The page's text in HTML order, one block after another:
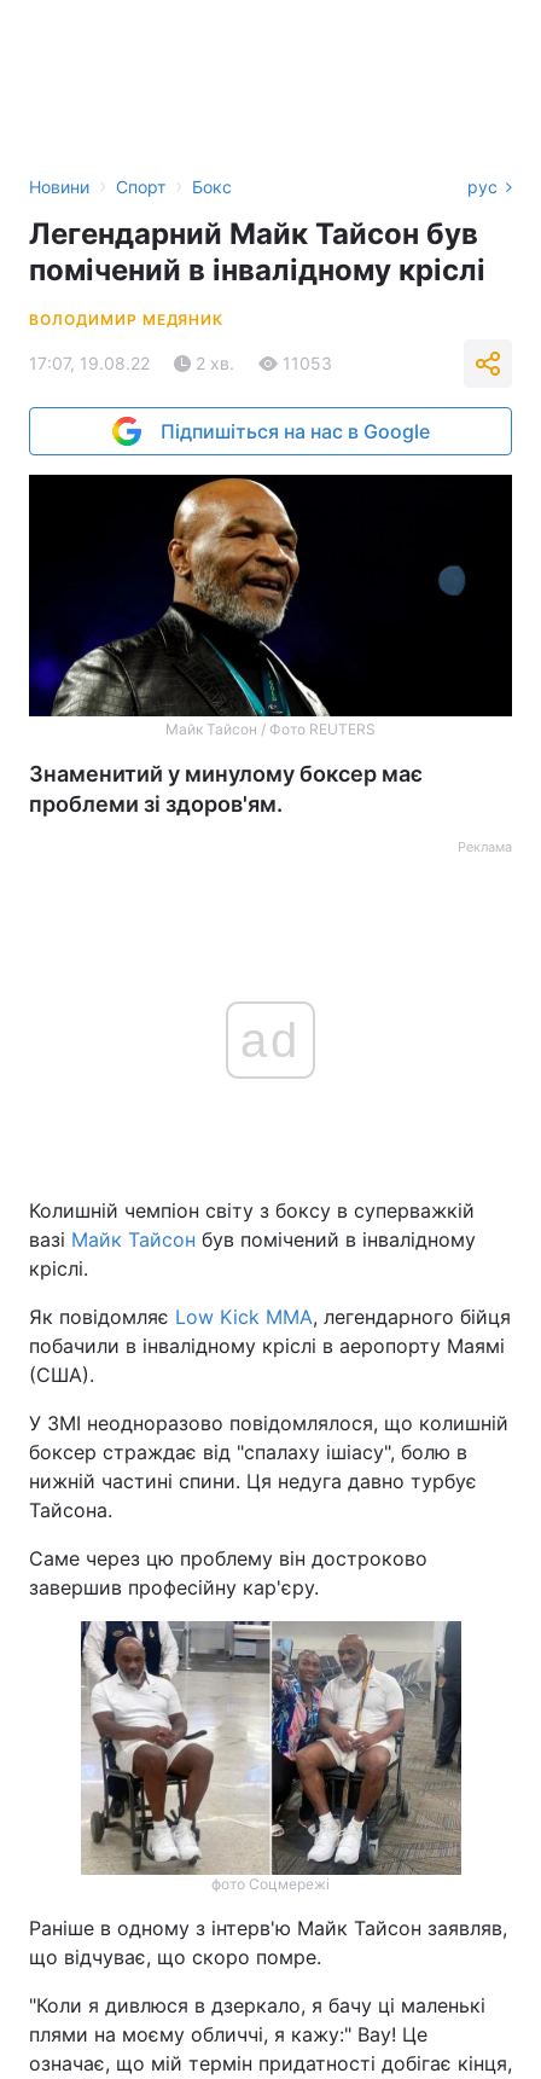
Новини › Спорт › Бокс рус
Легендарний Майк Тайсон був
помічений в інвалідному кріслі
ВОЛОДИМИР МЕДЯНИК
17:07, 19.08.22 2 хв. 11053
Підпишіться на нас в Google
Майк Тайсон / Фото REUTERS
Знаменитий у минулому боксер має
проблеми зі здоров'ям.
Реклама
ad
Колишній чемпіон світу з боксу в суперважкій
вазі Майк Тайсон був помічений в інвалідному
кріслі.
Як повідомляє Low Kick MMA, легендарного бійця
побачили в інвалідному кріслі в аеропорту Маямі
(США).
У ЗМІ неодноразово повідомлялося, що колишній
боксер страждає від "спалаху ішіасу", болю в
нижній частині спини. Ця недуга давно турбує
Тайсона.
Саме через цю проблему він достроково
завершив професійну кар'єру.
фото Соцмережі
Раніше в одному з інтерв'ю Майк Тайсон заявляв,
що відчуває, що скоро помре.
"Коли я дивлюся в дзеркало, я бачу ці маленькі
плями на моєму обличчі, я кажу:" Вау! Це
означає, що мій термін придатності добігає кінця,